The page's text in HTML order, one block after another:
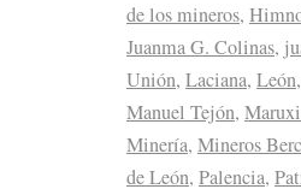
de los mineros,
Juanma G. Colinas,
Unión, Laciana, León,
Manuel Tejón,
Minería, Mineros
de León, Palencia,